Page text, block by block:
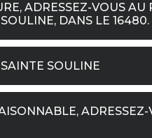
ADRESSEZ-VOUS AU
DANS LE 16480.
SOULINE